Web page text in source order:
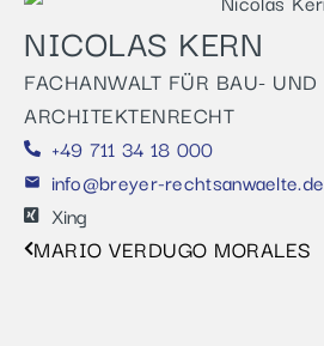
NICOLAS KERN
FACHANWALT FÜR BAU- UND
ARCHITEKTENRECHT
+49 711 34 18 000
info@breyer-rechtsanwaelte.de
Xing
MARIO VERDUGO MORALES